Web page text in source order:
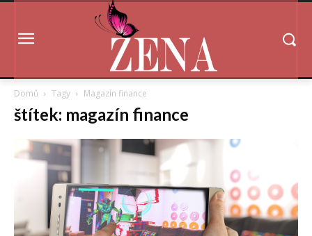
Domů Tagy Magazín finance
štítek: magazín finance